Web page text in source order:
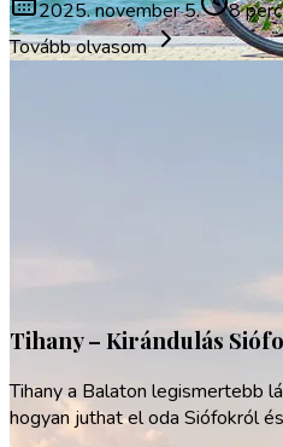
2025. november 5.
8 perc
Tovább olvasom
Tihany – Kirándulás
Tihany a Balaton legismertebb
hogyan juthat el oda Siófokról